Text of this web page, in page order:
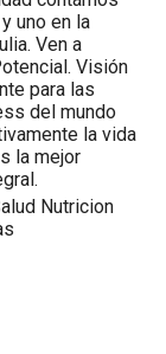
uno en la
Ven a
Visión
para las
del mundo
la vida
la mejor
Nutricion